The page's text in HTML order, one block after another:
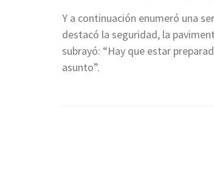
Y a continuación enumeró una
destacó la seguridad, la
subrayó: “Hay que estar
asunto”.